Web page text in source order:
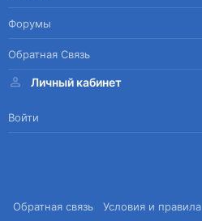
Форумы
Обратная Связь
Личный кабинет
Войти
Обратная связь Условия и правила